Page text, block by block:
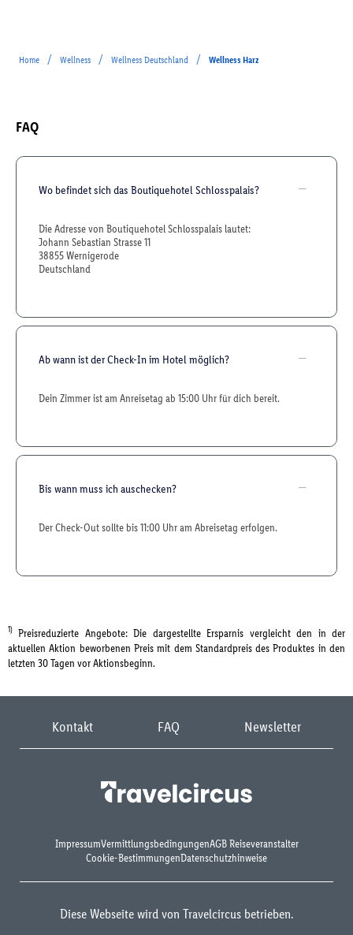
Home / Wellness / Wellness Deutschland / Wellness Harz
FAQ
Wo befindet sich das Boutiquehotel Schlosspalais?
Die Adresse von Boutiquehotel Schlosspalais lautet:
Johann Sebastian Strasse 11
38855 Wernigerode
Deutschland
Ab wann ist der Check-In im Hotel möglich?
Dein Zimmer ist am Anreisetag ab 15:00 Uhr für dich bereit.
Bis wann muss ich auschecken?
Der Check-Out sollte bis 11:00 Uhr am Abreisetag erfolgen.
1) Preisreduzierte Angebote: Die dargestellte Ersparnis vergleicht den in der
aktuellen Aktion beworbenen Preis mit dem Standardpreis des Produktes in den
letzten 30 Tagen vor Aktionsbeginn.
Kontakt FAQ Newsletter
ImpressumVermittlungsbedingungenAGB Reiseveranstalter
Cookie-BestimmungenDatenschutzhinweise
Diese Webseite wird von Travelcircus betrieben.